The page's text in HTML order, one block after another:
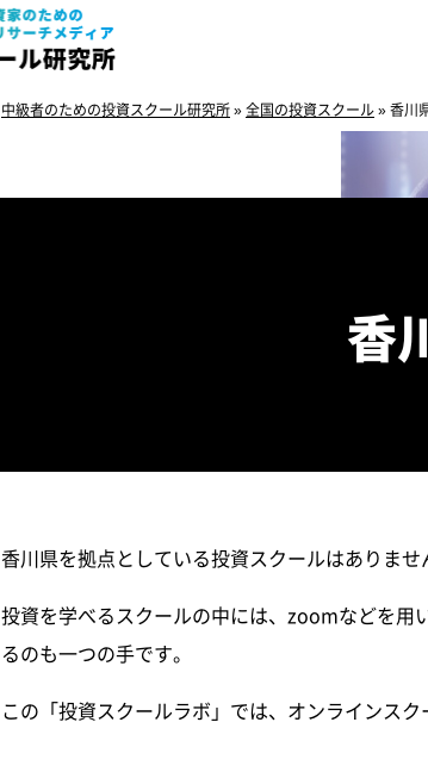
中級者のための投資スクール研究所»全国の投資スクール»香川
香
香川県を拠点としている投資スクールはありま
投資を学べるスクールの中には、zoomなどを用
るのも一つの手です。
この「投資スクールラボ」では、オンラインス